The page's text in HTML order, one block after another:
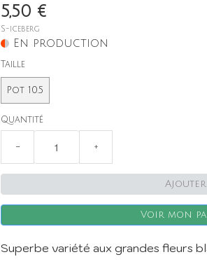
5,50 €
S-iceberg
En production
Taille
Pot 10.5
Quantité
− +
Ajouter
Voir mon
Superbe variété aux grandes fleurs